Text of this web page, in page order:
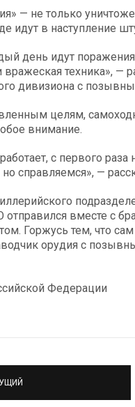
— не только
идут в наступление
день идут
техника», —
дивизиона с
целям,
внимание.
с первого
справляемся», —
вместе с
Горжусь тем, что
орудия с
Федерации